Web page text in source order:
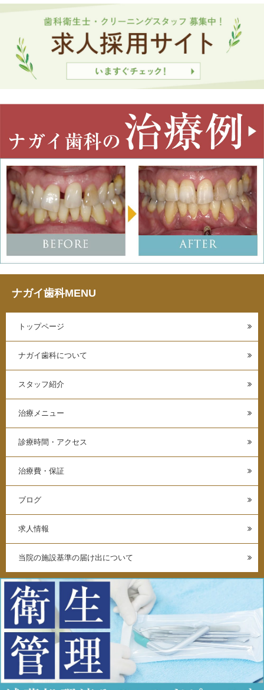
ナガイ歯科MENU
トップページ
ナガイ歯科について
スタッフ紹介
治療メニュー
診療時間・アクセス
治療費・保証
ブログ
求人情報
当院の施設基準の届け出について